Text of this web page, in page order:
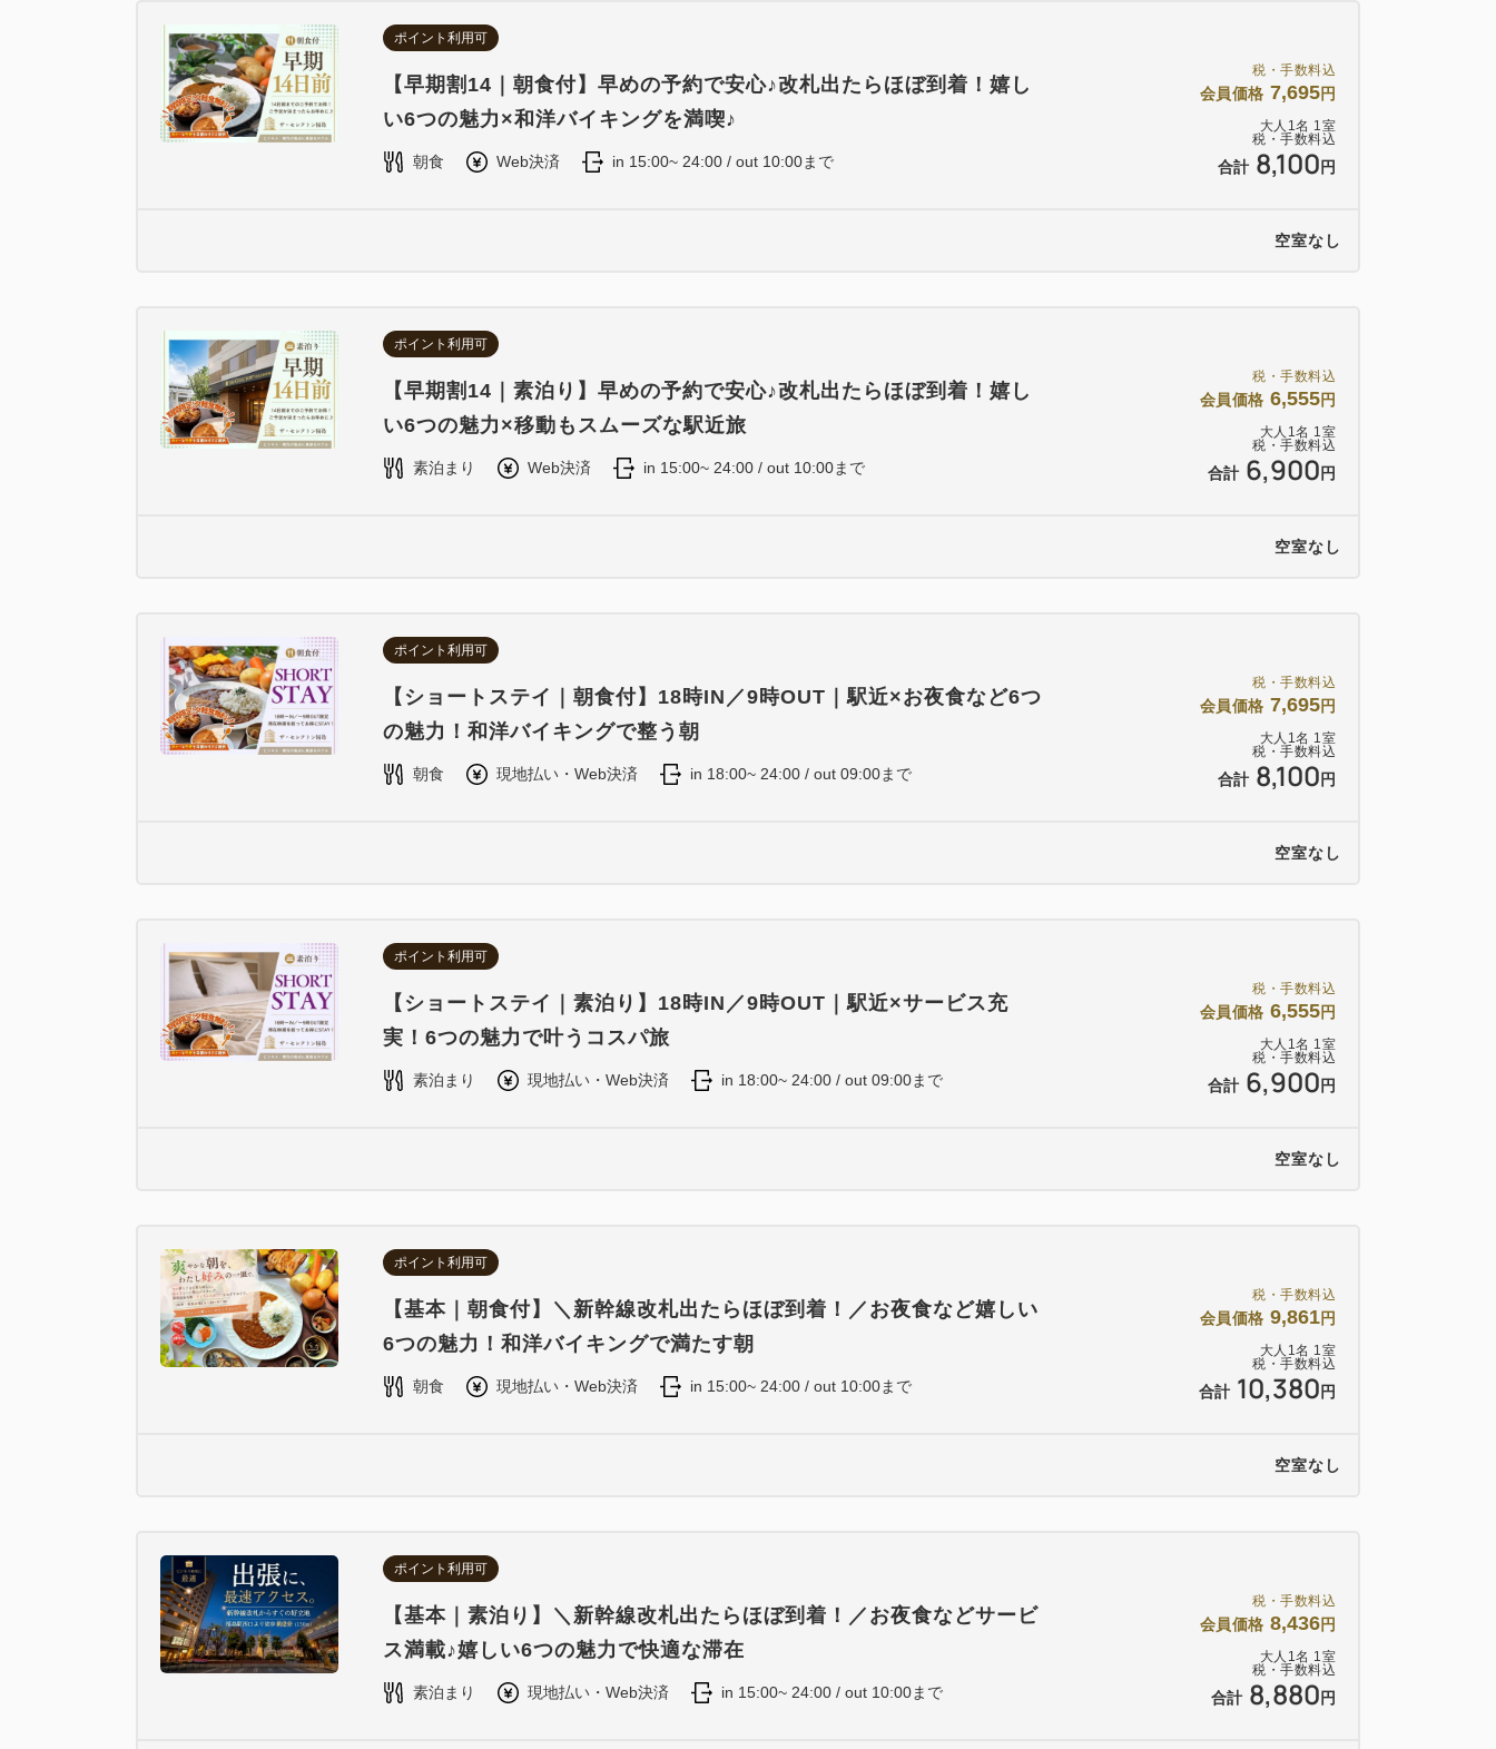
税・手数料込
会員価格 7,695円
大人 1名 1室
税・手数料込
合計 8,100 円
ポイント利用可
【早期割14｜朝食付】早めの予約で安心♪改札出たらほぼ到着！嬉し
い6つの魅力×和洋バイキングを満喫♪
朝食 Web決済 in 15:00~ 24:00 / out 10:00まで
空室なし
税・手数料込
会員価格 6,555円
大人 1名 1室
税・手数料込
合計 6,900 円
ポイント利用可
【早期割14｜素泊り】早めの予約で安心♪改札出たらほぼ到着！嬉し
い6つの魅力×移動もスムーズな駅近旅
素泊まり Web決済 in 15:00~ 24:00 / out 10:00まで
空室なし
税・手数料込
会員価格 7,695円
大人 1名 1室
税・手数料込
合計 8,100 円
ポイント利用可
【ショートステイ｜朝食付】18時IN／9時OUT｜駅近×お夜食など6つ
の魅力！和洋バイキングで整う朝
朝食 現地払い・Web決済 in 18:00~ 24:00 / out 09:00まで
空室なし
税・手数料込
会員価格 6,555円
大人 1名 1室
税・手数料込
合計 6,900 円
ポイント利用可
【ショートステイ｜素泊り】18時IN／9時OUT｜駅近×サービス充
実！6つの魅力で叶うコスパ旅
素泊まり 現地払い・Web決済 in 18:00~ 24:00 / out 09:00まで
空室なし
税・手数料込
会員価格 9,861円
大人 1名 1室
税・手数料込
合計 10,380 円
ポイント利用可
【基本｜朝食付】＼新幹線改札出たらほぼ到着！／お夜食など嬉しい
6つの魅力！和洋バイキングで満たす朝
朝食 現地払い・Web決済 in 15:00~ 24:00 / out 10:00まで
空室なし
税・手数料込
会員価格 8,436円
大人 1名 1室
税・手数料込
合計 8,880 円
ポイント利用可
【基本｜素泊り】＼新幹線改札出たらほぼ到着！／お夜食などサービ
ス満載♪嬉しい6つの魅力で快適な滞在
素泊まり 現地払い・Web決済 in 15:00~ 24:00 / out 10:00まで